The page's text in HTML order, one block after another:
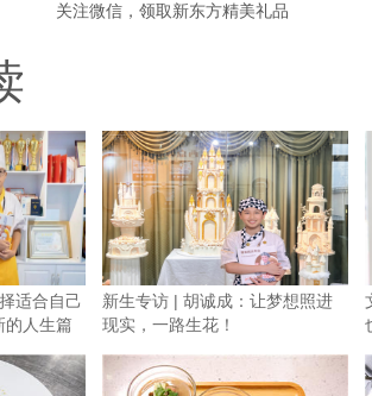
关注微信，领取新东方精美礼品
适合自己
的人生篇
新生专访 | 胡诚成：让梦想照进
现实，一路生花！